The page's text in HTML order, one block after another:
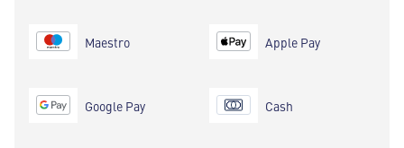
Maestro
Google Pay
Apple Pay
Cash